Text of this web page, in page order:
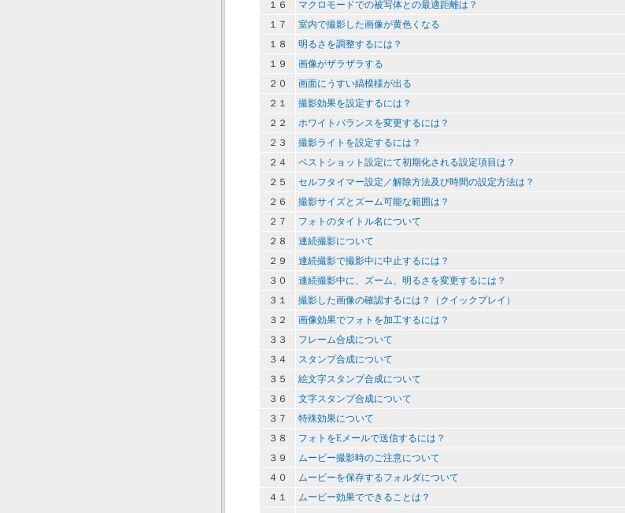
１６
マクロモードでの被写体との最適距離は？
１７
室内で撮影した画像が黄色くなる
１８
明るさを調整するには？
１９
画像がザラザラする
２０
画面にうすい縞模様が出る
２１
撮影効果を設定するには？
２２
ホワイトバランスを変更するには？
２３
撮影ライトを設定するには？
２４
ベストショット設定にて初期化される設定項目は？
２５
セルフタイマー設定／解除方法及び時間の設定方法は？
２６
撮影サイズとズーム可能な範囲は？
２７
フォトのタイトル名について
２８
連続撮影について
２９
連続撮影で撮影中に中止するには？
３０
連続撮影中に、ズーム、明るさを変更するには？
３１
撮影した画像の確認するには？（クイックプレイ）
３２
画像効果でフォトを加工するには？
３３
フレーム合成について
３４
スタンプ合成について
３５
絵文字スタンプ合成について
３６
文字スタンプ合成について
３７
特殊効果について
３８
フォトをEメールで送信するには？
３９
ムービー撮影時のご注意について
４０
ムービーを保存するフォルダについて
４１
ムービー効果でできることは？